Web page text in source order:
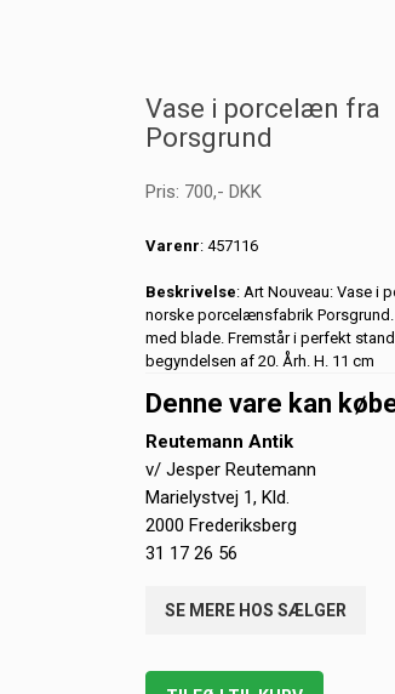
Vase i porcelæn fra
Porsgrund
Pris: 700,-DKK
Varenr: 457116
Beskrivelse: Art Nouveau: Vase i
norske porcelænsfabrik
med blade. Fremstår i perfekt
begyndelsen af 20. Årh. H. 11 cm
Denne vare kan
Reutemann Antik
v/ Jesper Reutemann
Marielystvej 1, Kld.
2000 Frederiksberg
31 17 26 56
SE MERE HOS SÆLGER